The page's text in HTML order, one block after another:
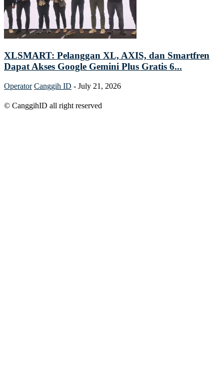
XLSMART: Pelanggan XL, AXIS, dan Smartfren
Dapat Akses Google Gemini Plus Gratis 6...
Operator Canggih ID - July 21, 2026
© CanggihID all right reserved